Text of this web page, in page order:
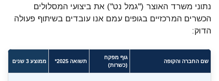
נתוני משרד האוצר ("גמל נט") את ביצועי המסלולים
הכשרים המרכזיים בגופים עמם אנו עובדים בשיתוף פעולה
הדוק:
שם החברה והקופה
גוף מפקח
(כשרות)
תשואה 2025* ממוצע 3 שנים